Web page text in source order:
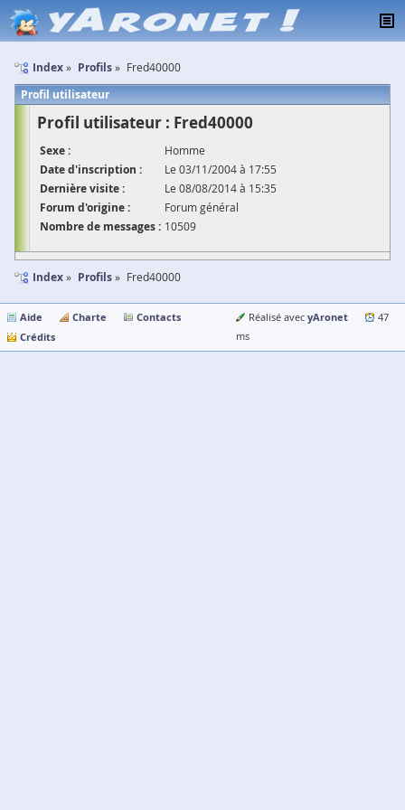
Index Profils Fred40000
Profil utilisateur
Profil utilisateur : Fred40000
Sexe : Homme
Date d'inscription : Le 03/11/2004 à 17:55
Dernière visite : Le 08/08/2014 à 15:35
Forum d'origine : Forum général
Nombre de messages : 10509
Index Profils Fred40000
Aide Charte
Contacts
Crédits
Réalisé avec yAronet
47
ms